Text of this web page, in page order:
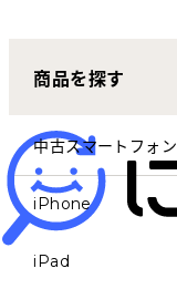
にこスマ通信
マイページ
商品を探す
中古スマートフォン
iPhone
iPad